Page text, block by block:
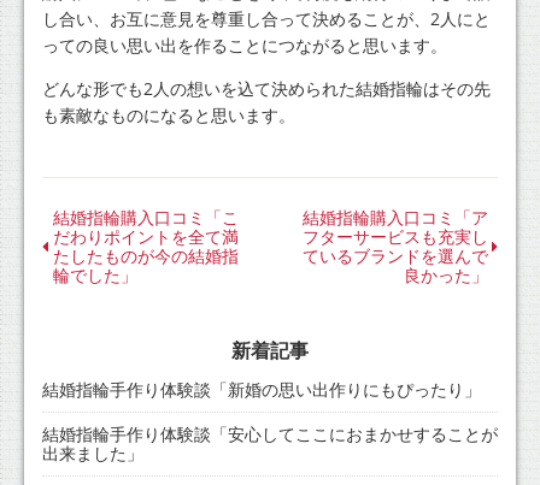
し合い、お互に意見を尊重し合って決めることが、2人にと
っての良い思い出を作ることにつながると思います。
どんな形でも2人の想いを込て決められた結婚指輪はその先
も素敵なものになると思います。
結婚指輪購入口コミ「こ
だわりポイントを全て満
たしたものが今の結婚指
輪でした」
結婚指輪購入口コミ「ア
フターサービスも充実し
ているブランドを選んで
良かった」
新着記事
結婚指輪手作り体験談「新婚の思い出作りにもぴったり」
結婚指輪手作り体験談「安心してここにおまかせすることが
出来ました」